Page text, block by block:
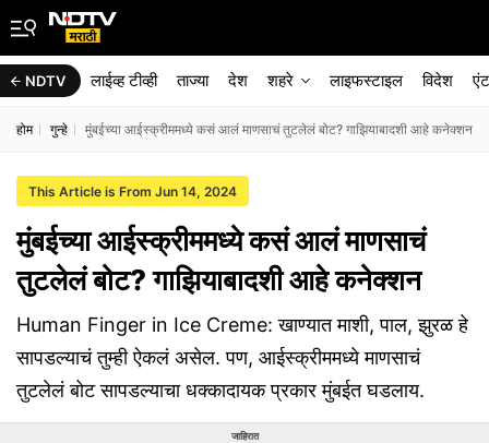
NDTV लाईव्ह टीव्ही ताज्या देश शहरे लाइफस्टाइल विदेश
होम गुन्हे मुंबईच्या आईस्क्रीममध्ये कसं आलं माणसाचं तुटलेलं बोट? गाझियाबादशी आहे कनेक्शन
This Article is From Jun 14, 2024
मुंबईच्या आईस्क्रीममध्ये कसं आलं माणसाचं
तुटलेलं बोट? गाझियाबादशी आहे कनेक्शन
Human Finger in Ice Creme: खाण्यात माशी, पाल, झुरळ हे
सापडल्याचं तुम्ही ऐकलं असेल. पण, आईस्क्रीममध्ये माणसाचं
तुटलेलं बोट सापडल्याचा धक्कादायक प्रकार मुंबईत घडलाय.
जाहिरात